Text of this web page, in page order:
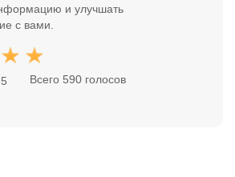
и улучшать
с вами.
Всего 590 голосов